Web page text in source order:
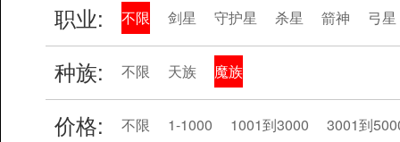
职业: 不限 剑星 守护星 杀星 箭神 弓星
种族: 不限 天族 魔族
价格: 不限 1-1000 1001到3000 3001到